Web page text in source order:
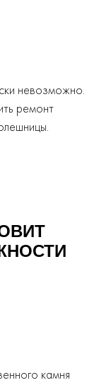
невозможно.
ремонт
камня